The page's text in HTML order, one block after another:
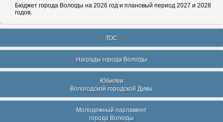
Бюджет города Вологды на 2026 год и плановый период 2027 и 2028
годов.
ТОС
Награды города Вологды
Юбилеи
Вологодской городской Думы
Молодежный парламент
города Вологды